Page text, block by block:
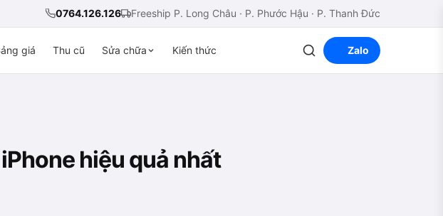
0764.126.126 Freeship P. Long Châu · P. Phước Hậu · P. Thanh Đức
giá Thu cũ Sửa chữa Kiến thức Zalo
hiệu quả nhất